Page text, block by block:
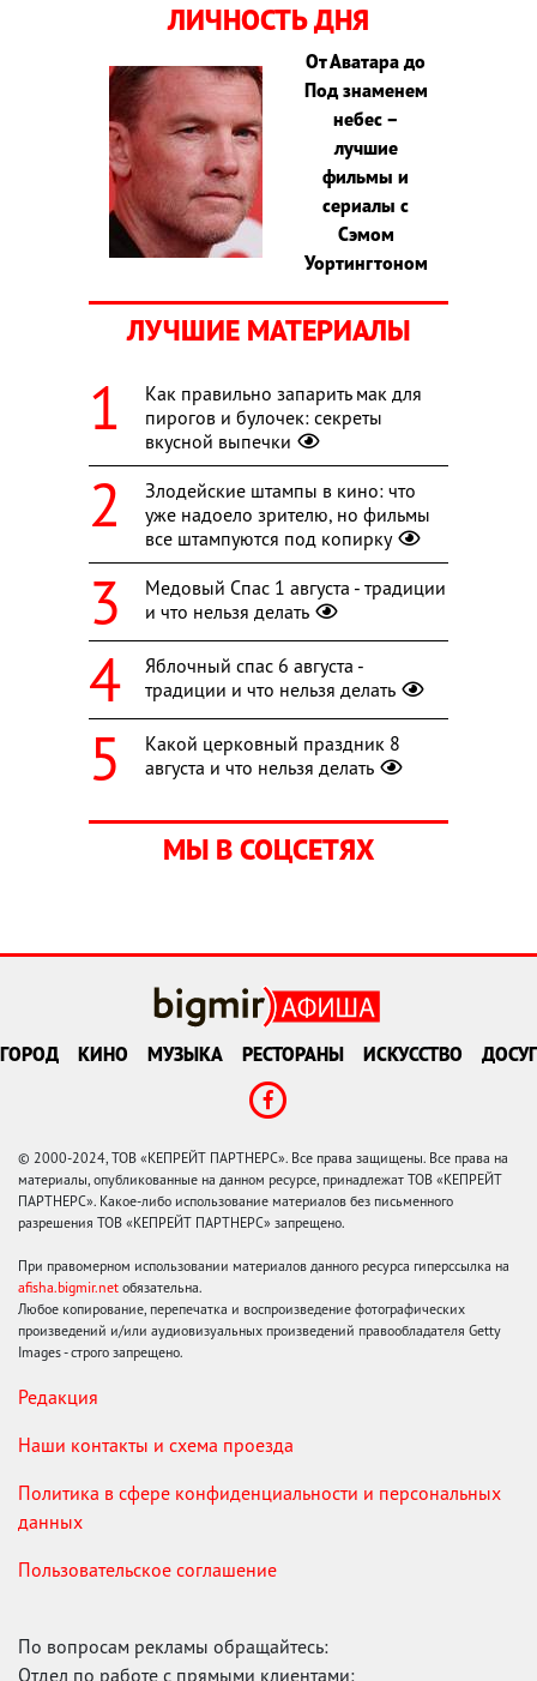
ЛИЧНОСТЬ ДНЯ
От Аватара до
Под знаменем
небес –
лучшие
фильмы и
сериалы с
Сэмом
Уортингтоном
ЛУЧШИЕ МАТЕРИАЛЫ
Как правильно запарить мак для
пирогов и булочек: секреты
вкусной выпечки
Злодейские штампы в кино: что
уже надоело зрителю, но фильмы
все штампуются под копирку
Медовый Спас 1 августа - традиции
и что нельзя делать
Яблочный спас 6 августа -
традиции и что нельзя делать
Какой церковный праздник 8
августа и что нельзя делать
МЫ В СОЦСЕТЯХ
ГОРОД КИНО МУЗЫКА РЕСТОРАНЫ ИСКУССТВО ДОСУГ
© 2000-2024, ТОВ «КЕПРЕЙТ ПАРТНЕРС». Все права защищены. Все права на
материалы, опубликованные на данном ресурсе, принадлежат ТОВ «КЕПРЕЙТ
ПАРТНЕРС». Какое-либо использование материалов без письменного
разрешения ТОВ «КЕПРЕЙТ ПАРТНЕРС» запрещено.
При правомерном использовании материалов данного ресурса гиперссылка на
afisha.bigmir.net обязательна.
Любое копирование, перепечатка и воспроизведение фотографических
произведений и/или аудиовизуальных произведений правообладателя Getty
Images - строго запрещено.
Редакция
Наши контакты и схема проезда
Политика в сфере конфиденциальности и персональных
данных
Пользовательское соглашение
По вопросам рекламы обращайтесь:
Отдел по работе с прямыми клиентами: